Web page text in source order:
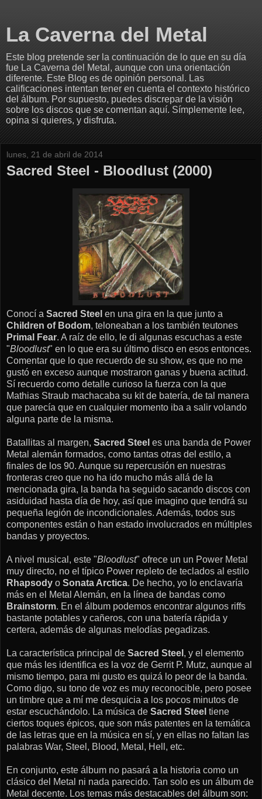
La Caverna del Metal
Este blog pretende ser la continuación de lo que en su día
fue La Caverna del Metal, aunque con una orientación
diferente. Este Blog es de opinión personal. Las
calificaciones intentan tener en cuenta el contexto histórico
del álbum. Por supuesto, puedes discrepar de la visión
sobre los discos que se comentan aquí. Símplemente lee,
opina si quieres, y disfruta.
lunes, 21 de abril de 2014
Sacred Steel - Bloodlust (2000)
Conocí a Sacred Steel en una gira en la que junto a
Children of Bodom, teloneaban a los también teutones
Primal Fear. A raíz de ello, le di algunas escuchas a este
"Bloodlust" en lo que era su último disco en esos entonces.
Comentar que lo que recuerdo de su show, es que no me
gustó en exceso aunque mostraron ganas y buena actitud.
Sí recuerdo como detalle curioso la fuerza con la que
Mathias Straub machacaba su kit de batería, de tal manera
que parecía que en cualquier momento iba a salir volando
alguna parte de la misma.
Batallitas al margen, Sacred Steel es una banda de Power
Metal alemán formados, como tantas otras del estilo, a
finales de los 90. Aunque su repercusión en nuestras
fronteras creo que no ha ido mucho más allá de la
mencionada gira, la banda ha seguido sacando discos con
asiduidad hasta día de hoy, así que imagino que tendrá su
pequeña legión de incondicionales. Además, todos sus
componentes están o han estado involucrados en múltiples
bandas y proyectos.
A nivel musical, este "Bloodlust" ofrece un un Power Metal
muy directo, no el típico Power repleto de teclados al estilo
Rhapsody o Sonata Arctica. De hecho, yo lo enclavaría
más en el Metal Alemán, en la línea de bandas como
Brainstorm. En el álbum podemos encontrar algunos riffs
bastante potables y cañeros, con una batería rápida y
certera, además de algunas melodías pegadizas.
La característica principal de Sacred Steel , y el elemento
que más les identifica es la voz de Gerrit P. Mutz, aunque al
mismo tiempo, para mi gusto es quizá lo peor de la banda.
Como digo, su tono de voz es muy reconocible, pero posee
un timbre que a mí me desquicia a los pocos minutos de
estar escuchándolo. La música de Sacred Steel tiene
ciertos toques épicos, que son más patentes en la temática
de las letras que en la música en sí, y en ellas no faltan las
palabras War, Steel, Blood, Metal, Hell, etc.
En conjunto, este álbum no pasará a la historia como un
clásico del Metal ni nada parecido. Tan solo es un álbum de
Metal decente. Los temas más destacables del álbum son: